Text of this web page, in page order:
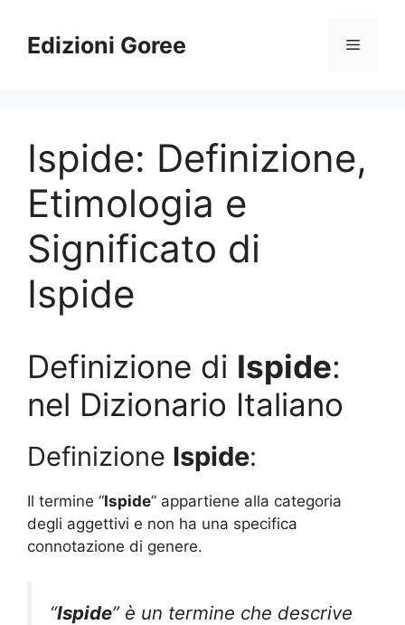
contenuto
Edizioni Goree Menu
Ispide: Definizione,
Etimologia e
Significato di
Ispide
Definizione di Ispide:
nel Dizionario Italiano
Definizione Ispide:
Il termine “Ispide” appartiene alla categoria
degli aggettivi e non ha una specifica
connotazione di genere.
“Ispide” è un termine che descrive